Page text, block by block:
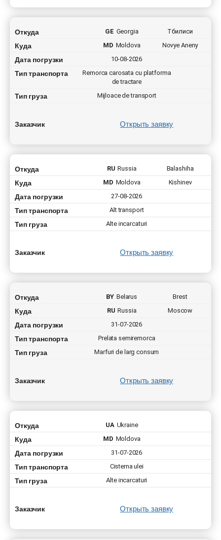
Откуда GE Georgia Тбилиси
Куда MD Moldova Novye Aneny
Дата погрузки 10-08-2026
Тип транспорта
Remorca carosata cu platforma
de tractare
Тип груза Mijloace de transport
Заказчик Открыть заявку
Откуда RU Russia Balashiha
Куда MD Moldova Kishinev
Дата погрузки 27-08-2026
Тип транспорта Alt transport
Тип груза Alte incarcaturi
Заказчик Открыть заявку
Откуда BY Belarus Brest
Куда RU Russia Moscow
Дата погрузки 31-07-2026
Тип транспорта Prelata semiremorca
Тип груза Marfuri de larg consum
Заказчик Открыть заявку
Откуда UA Ukraine
Куда MD Moldova
Дата погрузки 31-07-2026
Тип транспорта Cisterna ulei
Тип груза Alte incarcaturi
Заказчик Открыть заявку